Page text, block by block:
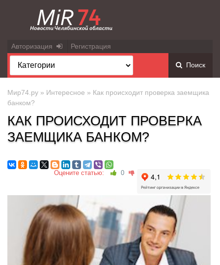
Авторизация Регистрация
Поиск
Мир74.ру » Интересное » Как происходит проверка заемщика
банком?
КАК ПРОИСХОДИТ ПРОВЕРКА
ЗАЕМЩИКА БАНКОМ?
Оцените статью: 0